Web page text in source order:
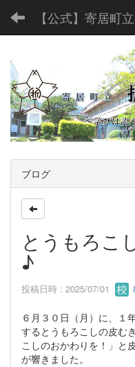
【公式】寄居町
ブログ
とうもろこ
♪
投稿日時 : 2025/07/01
６月３０日（月）に、１
するとうもろこしの皮む
こしのおかわりを！」と
が響きました。